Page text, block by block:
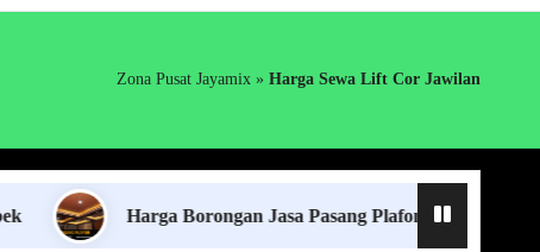
Zona Pusat Jayamix » Harga Sewa Lift Cor Jawilan
Harga Borongan Jasa Pasang Plafon Lampung Terdekat